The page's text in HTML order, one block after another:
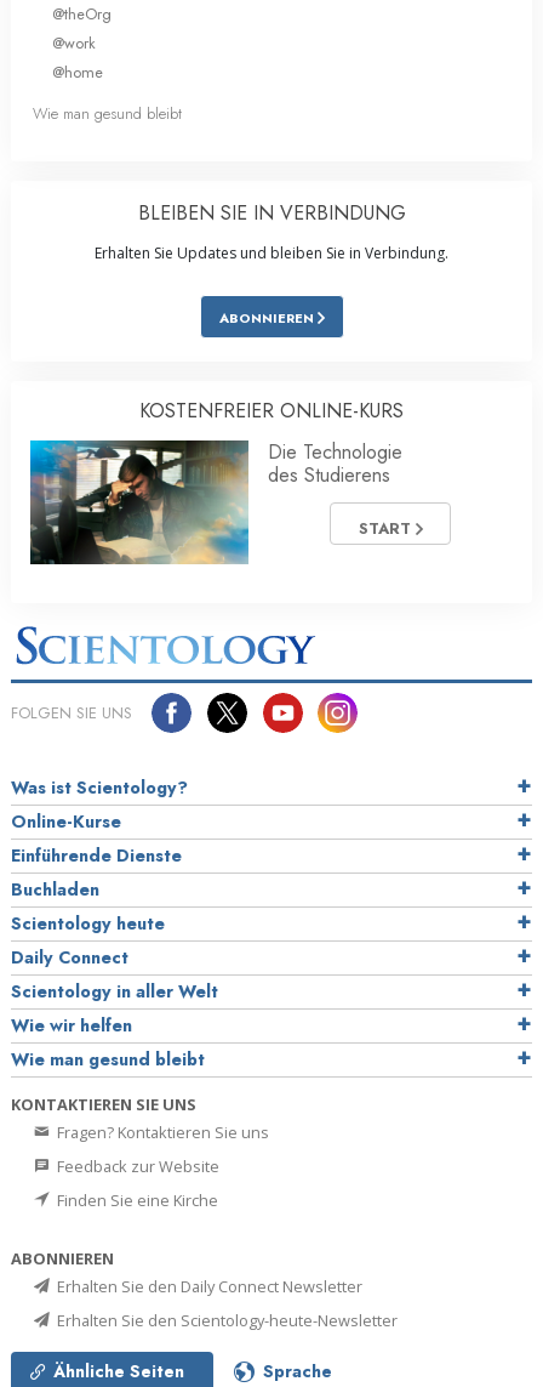
@theOrg
@work
@home
Wie man gesund bleibt
BLEIBEN SIE IN VERBINDUNG
Erhalten Sie Updates und bleiben Sie in Verbindung.
ABONNIEREN
KOSTENFREIER ONLINE-KURS
Die Technologie
des Studierens
START
FOLGEN SIE UNS
Was ist Scientology?
Online-Kurse
Einführende Dienste
Buchladen
Scientology heute
Daily Connect
Scientology in aller Welt
Wie wir helfen
Wie man gesund bleibt
KONTAKTIEREN SIE UNS
Fragen? Kontaktieren Sie uns
Feedback zur Website
Finden Sie eine Kirche
ABONNIEREN
Erhalten Sie den Daily Connect Newsletter
Erhalten Sie den Scientology-heute-Newsletter
Ähnliche Seiten Sprache